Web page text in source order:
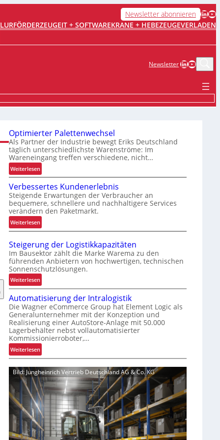
Newsletter abonnieren LinkedIn YouTube
IT + SOFTWAREKRANE + HEBEZEUGEVERLADEN
NewsletterLinkedIn
Optimierter Palettenwechsel
Als Partner der Industrie bewegt Eriks Deutschland
täglich unterschiedlichste Warenströme: Im
Wareneingang treffen verschiedene, nicht…
Weiterlesen:
O
p
t
i
m
i
e
r
t
e
r
P
a
l
e
t
t
e
n
w
c
h
s
e
l
Verbessertes Kundenerlebnis
Steigende Erwartungen der Verbraucher an
bequemere, schnellere und nachhaltigere Services
verändern den Paketmarkt.
Weiterlesen:
V
r
b
e
s
s
e
r
t
e
s
K
u
d
e
n
e
r
e
b
Steigerung der Logistikkapazitäten
Im Bausektor zählt die Marke Warema zu den
führenden Anbietern von hochwertigen, technischen
Sonnenschutzlösungen.
Weiterlesen:
S
t
e
i
g
e
r
u
g
d
e
r
L
o
g
i
Automatisierung der Intralogistik
Die Wagner eCommerce Group hat Element Logic als
Generalunternehmer mit der Konzeption und
Realisierung einer AutoStore-Anlage mit 50.000
Lagerbehälter nebst vollautomatisierter
Kommissionierroboter,…
Weiterlesen:
A
u
t
o
m
a
t
i
s
Bild: Jungheinrich Vertrieb Deutschland AG & Co. KG